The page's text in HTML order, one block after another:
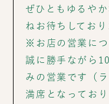
ぜひともゆるや
ねお待ちしており
※お店の営業につ
誠に勝手ながら
みの営業です（
満席となってお